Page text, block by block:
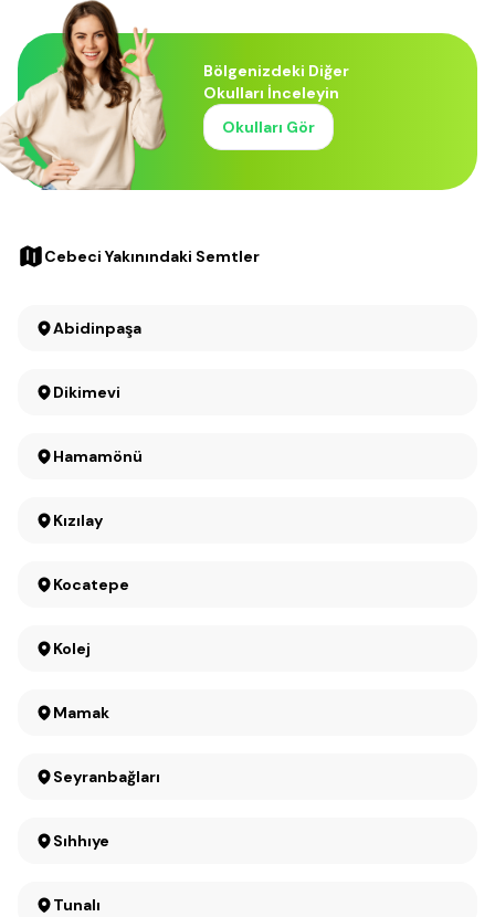
Bölgenizdeki Diğer
Okulları İnceleyin
Okulları Gör
Cebeci Yakınındaki Semtler
Abidinpaşa
Dikimevi
Hamamönü
Kızılay
Kocatepe
Kolej
Mamak
Seyranbağları
Sıhhıye
Tunalı